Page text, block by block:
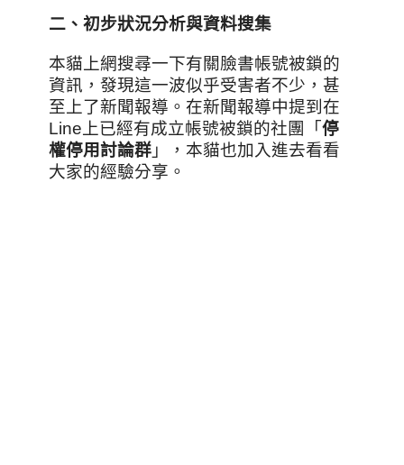
二 、 初步狀況分析與資料搜集
本貓上網搜尋一下有關臉書帳號被鎖的
資訊，發現這一波似乎受害者不少，甚
至上了新聞報導。在新聞報導中提到在
Line上已經有成立帳號被鎖的社團「停
權停用討論群 」，本貓也加入進去看看
大家的經驗分享。